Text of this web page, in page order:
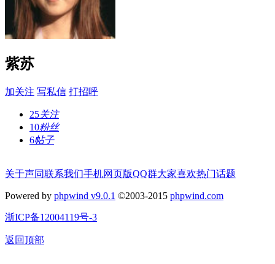
紫苏
加关注 写私信 打招呼
25关注
10粉丝
6帖子
关于声同联系我们手机网页版QQ群大家喜欢热门话题
Powered by phpwind v9.0.1 ©2003-2015 phpwind.com
浙ICP备12004119号-3
返回顶部